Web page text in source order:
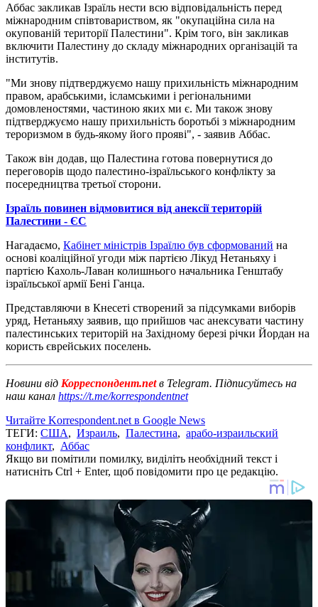
Аббас закликав Ізраїль нести всю відповідальність перед
міжнародним співтовариством, як "окупаційна сила на
окупованій території Палестини". Крім того, він закликав
включити Палестину до складу міжнародних організацій та
інститутів.
"Ми знову підтверджуємо нашу прихильність міжнародним
правом, арабськими, ісламськими і регіональними
домовленостями, частиною яких ми є. Ми також знову
підтверджуємо нашу прихильність боротьбі з міжнародним
тероризмом в будь-якому його прояві", - заявив Аббас.
Також він додав, що Палестина готова повернутися до
переговорів щодо палестино-ізраїльського конфлікту за
посередництва третьої сторони.
Ізраїль повинен відмовитися від анексії територій
Палестини - ЄС
Нагадаємо, Кабінет міністрів Ізраїлю був сформований на
основі коаліційної угоди між партією Лікуд Нетаньяху і
партією Кахоль-Лаван колишнього начальника Генштабу
ізраїльської армії Бені Ганца.
Представляючи в Кнесеті створений за підсумками виборів
уряд, Нетаньяху заявив, що прийшов час анексувати частину
палестинських територій на Західному березі річки Йордан на
користь єврейських поселень.
Новини від Корреспондент.netв Telegram. Підписуйтесь на
наш канал https://t.me/korrespondentnet
Читайте Korrespondent.net в Google News
ТЕГИ: США, Израиль, Палестина, арабо-израильский
конфликт, Аббас
Якщо ви помітили помилку, виділіть необхідний текст і
натисніть Ctrl + Enter, щоб повідомити про це редакцію.